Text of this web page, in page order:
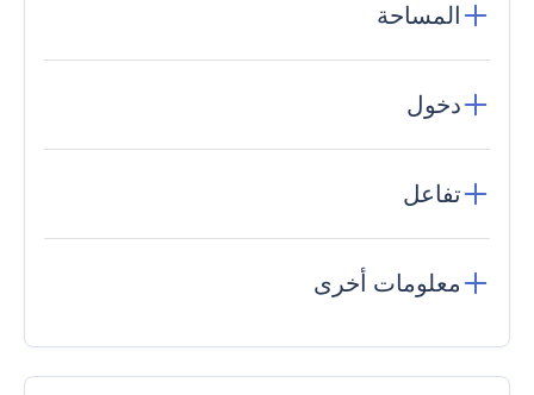
المساحة
دخول
تفاعل
معلومات أخرى